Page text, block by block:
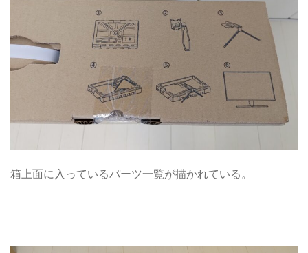
箱上面に入っているパーツ一覧が描かれている。